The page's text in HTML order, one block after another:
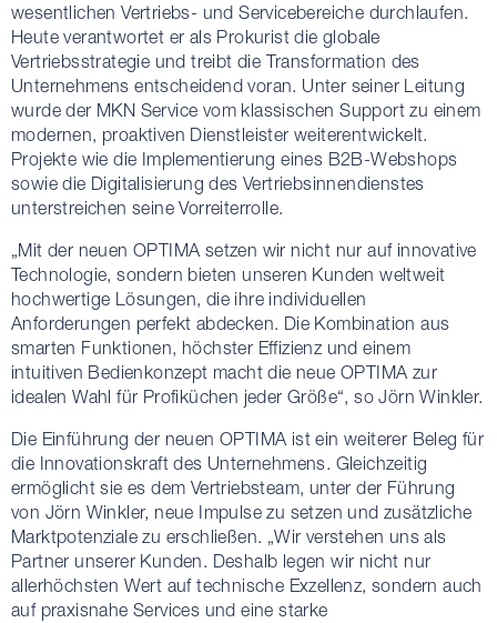
wesentlichen Vertriebs- und Servicebereiche durchlaufen.
Heute verantwortet er als Prokurist die globale
Vertriebsstrategie und treibt die Transformation des
Unternehmens entscheidend voran. Unter seiner Leitung
wurde der MKN Service vom klassischen Support zu einem
modernen, proaktiven Dienstleister weiterentwickelt.
Projekte wie die Implementierung eines B2B-Webshops
sowie die Digitalisierung des Vertriebsinnendienstes
unterstreichen seine Vorreiterrolle.
„Mit der neuen OPTIMA setzen wir nicht nur auf innovative
Technologie, sondern bieten unseren Kunden weltweit
hochwertige Lösungen, die ihre individuellen
Anforderungen perfekt abdecken. Die Kombination aus
smarten Funktionen, höchster Effizienz und einem
intuitiven Bedienkonzept macht die neue OPTIMA zur
idealen Wahl für Profiküchen jeder Größe“, so Jörn Winkler.
Die Einführung der neuen OPTIMA ist ein weiterer Beleg für
die Innovationskraft des Unternehmens. Gleichzeitig
ermöglicht sie es dem Vertriebsteam, unter der Führung
von Jörn Winkler, neue Impulse zu setzen und zusätzliche
Marktpotenziale zu erschließen. „Wir verstehen uns als
Partner unserer Kunden. Deshalb legen wir nicht nur
allerhöchsten Wert auf technische Exzellenz, sondern auch
auf praxisnahe Services und eine starke